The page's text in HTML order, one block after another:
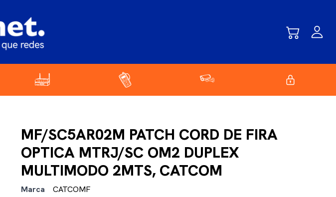
MF/SC5AR02M PATCH CORD DE FIRA
OPTICA MTRJ/SC OM2 DUPLEX
MULTIMODO 2MTS, CATCOM
Marca
CATCOMF